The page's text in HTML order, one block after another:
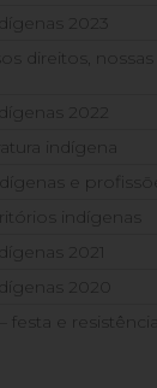
2023
direitos, nossas
2022
indígena
e
indígenas
2021
2020
festa e